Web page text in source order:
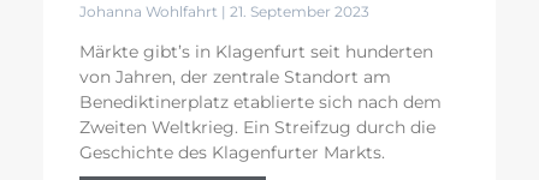
Johanna Wohlfahrt 21. September 2023
Märkte gibt’s in Klagenfurt seit hunderten
von Jahren, der zentrale Standort am
Benediktinerplatz etablierte sich nach dem
Zweiten Weltkrieg. Ein Streifzug durch die
Geschichte des Klagenfurter Markts.